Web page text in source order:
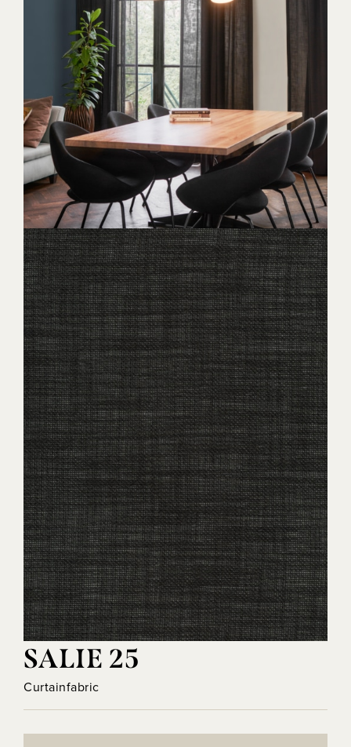
SALIE 25
Curtainfabric